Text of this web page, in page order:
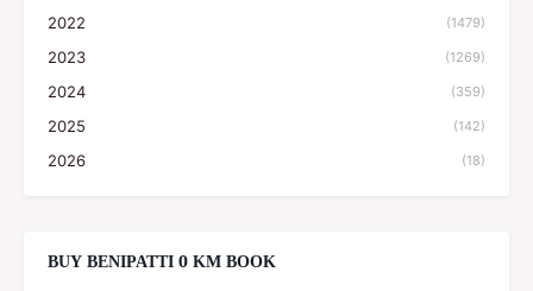
2022 (1479)
2023 (1269)
2024 (359)
2025 (142)
2026 (18)
BUY BENIPATTI 0 KM BOOK